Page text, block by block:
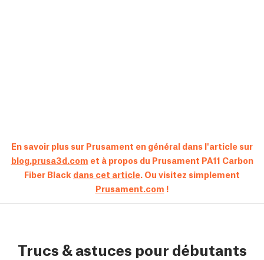
En savoir plus sur Prusament en général dans l'article sur
blog.prusa3d.com et à propos du Prusament PA11 Carbon
Fiber Black dans cet article. Ou visitez simplement
Prusament.com !
Trucs & astuces pour débutants